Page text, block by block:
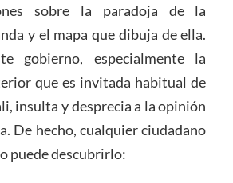
sobre la paradoja de la
y el mapa que dibuja de ella.
gobierno, especialmente la
que es invitada habitual de
insulta y desprecia a la opinión
De hecho, cualquier ciudadano
puede descubrirlo: